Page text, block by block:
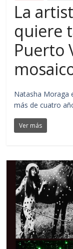
La
quiere
Puerto
Natasha Moraga
más de cuatro
Ver más